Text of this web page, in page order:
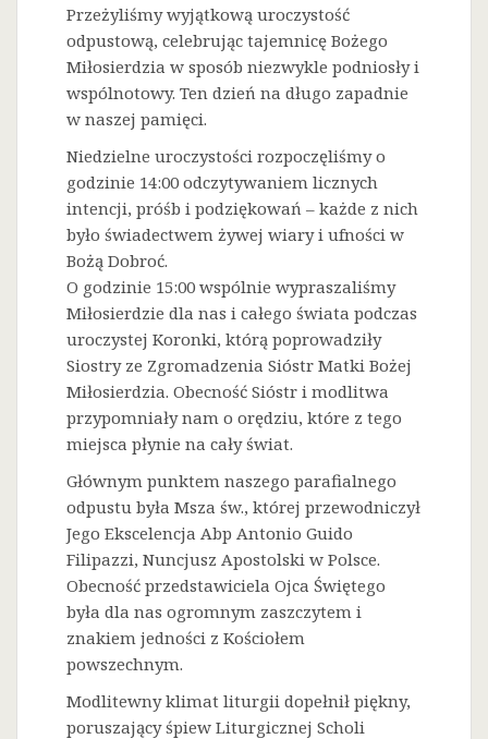
Przeżyliśmy wyjątkową uroczystość
odpustową, celebrując tajemnicę Bożego
Miłosierdzia w sposób niezwykle podniosły i
wspólnotowy. Ten dzień na długo zapadnie
w naszej pamięci.
Niedzielne uroczystości rozpoczęliśmy o
godzinie 14:00 odczytywaniem licznych
intencji, próśb i podziękowań – każde z nich
było świadectwem żywej wiary i ufności w
Bożą Dobroć.
O godzinie 15:00 wspólnie wypraszaliśmy
Miłosierdzie dla nas i całego świata podczas
uroczystej Koronki, którą poprowadziły
Siostry ze Zgromadzenia Sióstr Matki Bożej
Miłosierdzia. Obecność Sióstr i modlitwa
przypomniały nam o orędziu, które z tego
miejsca płynie na cały świat.
Głównym punktem naszego parafialnego
odpustu była Msza św., której przewodniczył
Jego Ekscelencja Abp Antonio Guido
Filipazzi, Nuncjusz Apostolski w Polsce.
Obecność przedstawiciela Ojca Świętego
była dla nas ogromnym zaszczytem i
znakiem jedności z Kościołem
powszechnym.
Modlitewny klimat liturgii dopełnił piękny,
poruszający śpiew Liturgicznej Scholi